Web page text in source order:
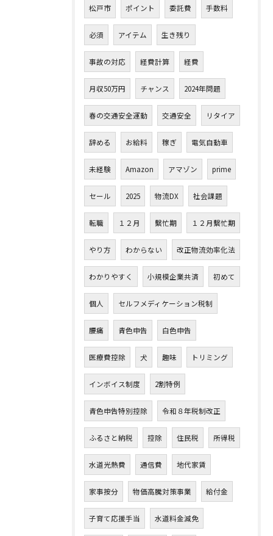
松戸市 ポイント 委託費 手数料
必須 アイテム 生き残り
事故の対応 経費計算 経費
月収50万円 チャンス 2024年問題
春の交通安全運動 交通安全 リタイア
辞める お給料 稼ぎ 電気自動車
未経験 Amazon アマゾン prime
セール 2025 物流DX 社会課題
転職 １２月 繫忙期 １２月繫忙期
やり方 わからない 改正物流効率化法
わかりやすく 小規模企業共済 初めて
個人 セルフメディケーション税制
腰痛 青色申告 白色申告
医療費控除 犬 趣味 トリミング
インボイス制度 2割特例
青色申告特別控除 令和８年税制改正
ふるさと納税 控除 住民税 所得税
水道光熱費 通信費 地代家賃
家事按分 物価高騰対策事業 給付金
子育て応援手当 水道料金減免